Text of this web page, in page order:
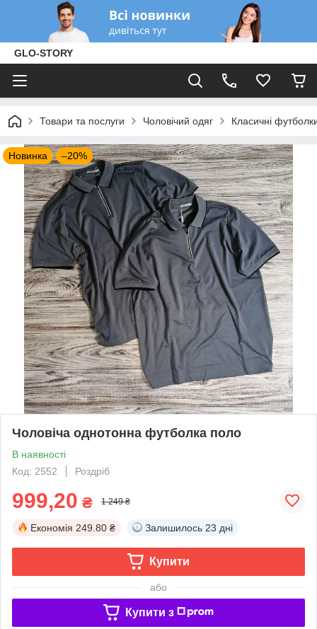
GLO-STORY
Товари та послуги Чоловічий одяг Класичні
Новинка –20%
Чоловіча однотонна футболка поло
В наявності
Код: 2552
Роздріб
999,20 ₴ 1 249 ₴
Економія 249.80 ₴ Залишилось 23 дні
Купити
або
Купити з